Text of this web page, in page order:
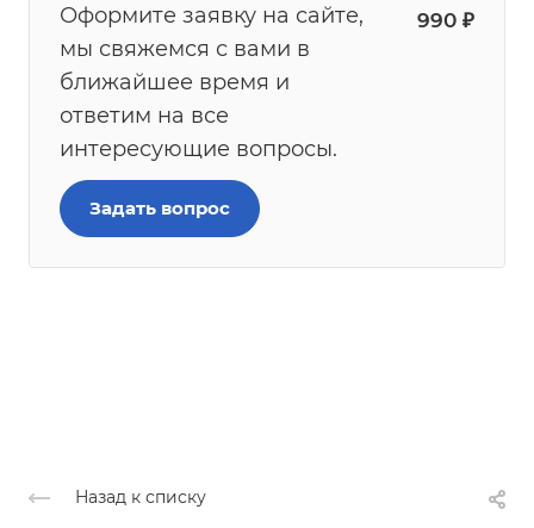
Оформите заявку на сайте,
мы свяжемся с вами в
ближайшее время и
ответим на все
интересующие вопросы.
990 ₽
Задать вопрос
Назад к списку